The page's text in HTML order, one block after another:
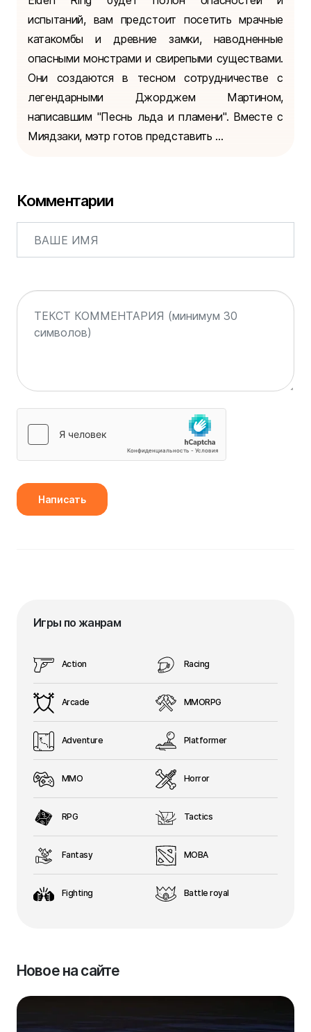
испытаний, вам предстоит посетить мрачные
катакомбы и древние замки, наводненные
опасными монстрами и свирепыми существами.
Они создаются в тесном сотрудничестве с
легендарными Джорджем Мартином,
написавшим "Песнь льда и пламени". Вместе с
Миядзаки, мэтр готов представить ...
Комментарии
Написать
Игры по жанрам
Action
Arcade
Adventure
MMO
RPG
Fantasy
Fighting
Racing
MMORPG
Platformer
Horror
Tactics
MOBA
Battle royal
Новое на сайте